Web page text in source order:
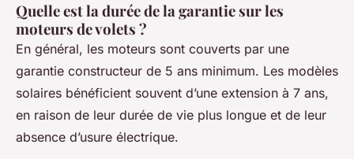
Quelle est la durée de la garantie sur les
moteurs de volets ?
En général, les moteurs sont couverts par une
garantie constructeur de 5 ans minimum. Les modèles
solaires bénéficient souvent d’une extension à 7 ans,
en raison de leur durée de vie plus longue et de leur
absence d’usure électrique.